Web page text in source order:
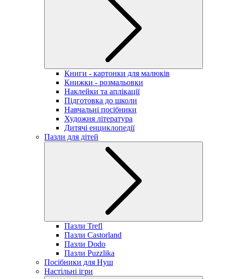
Книги - картонки для малюків
Книжки - розмальовки
Наклейки та аплікації
Підготовка до школи
Навчальні посібники
Художня література
Дитячі енциклопедії
Пазли для дітей
Пазли Trefl
Пазли Castorland
Пазли Dodo
Пазли Puzzlika
Посібники для Нуш
Настільні ігри